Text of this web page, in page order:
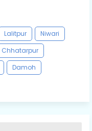
Lalitpur
Niwari
Chhatarpur
Damoh